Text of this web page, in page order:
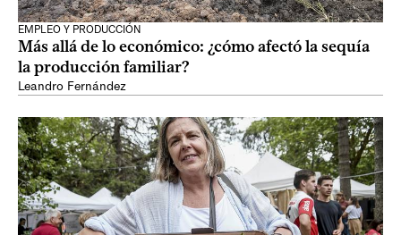
EMPLEO Y PRODUCCIÓN
Más allá de lo económico: ¿cómo afectó la sequía
la producción familiar?
Leandro Fernández